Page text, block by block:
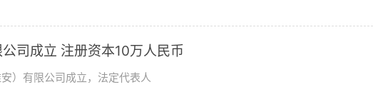
司成立 注册资本10万人民币
）有限公司成立，法定代表人